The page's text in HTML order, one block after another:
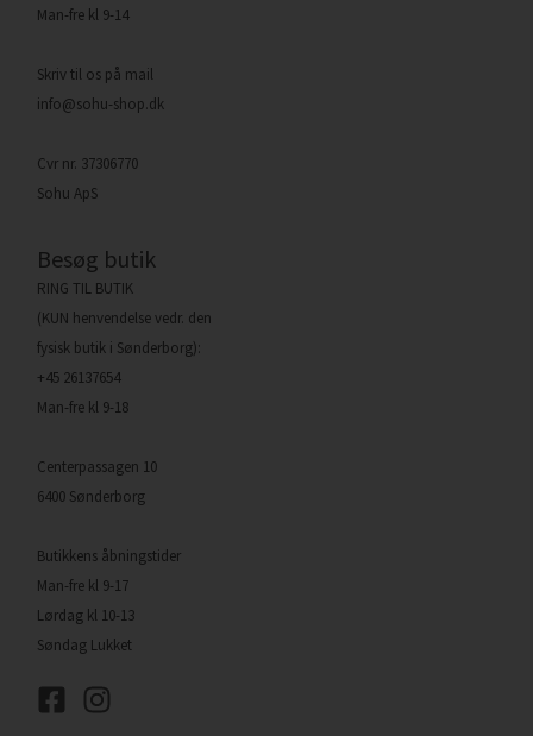
Man-fre kl 9-14
Skriv til os på mail
info@sohu-shop.dk
Cvr nr. 37306770
Sohu ApS
Besøg butik
RING TIL BUTIK
(KUN henvendelse vedr. den
fysisk butik i Sønderborg):
+45 26137654
Man-fre kl 9-18
Centerpassagen 10
6400 Sønderborg
Butikkens åbningstider
Man-fre kl 9-17
Lørdag kl 10-13
Søndag Lukket